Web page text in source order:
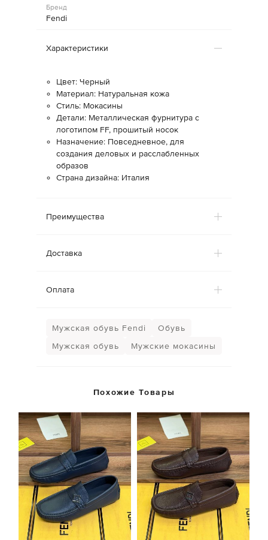
Бренд
Fendi
Характеристики
Цвет: Черный
Материал: Натуральная кожа
Стиль: Мокасины
Детали: Металлическая фурнитура с
логотипом FF, прошитый носок
Назначение: Повседневное, для
создания деловых и расслабленных
образов
Страна дизайна: Италия
Преимущества
Доставка
Оплата
Мужская обувь Fendi
Обувь
Мужская обувь
Мужские мокасины
Похожие Товары